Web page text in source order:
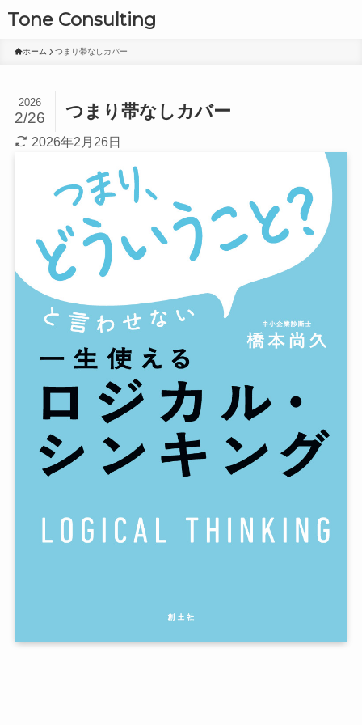
Tone Consulting
ホーム つまり帯なしカバー
つまり帯なしカバー
2026
2/26
2026年2月26日